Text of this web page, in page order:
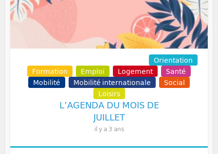
Orientation
Formation
Emploi Logement
Santé
Mobilité
Mobilité internationale
Social
Loisirs
L’AGENDA DU MOIS DE
JUILLET
il y a 3 ans